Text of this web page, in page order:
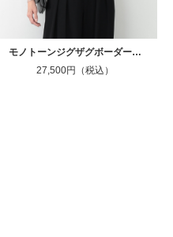
モノトーンジグザグボーダー…
27,500円（税込）